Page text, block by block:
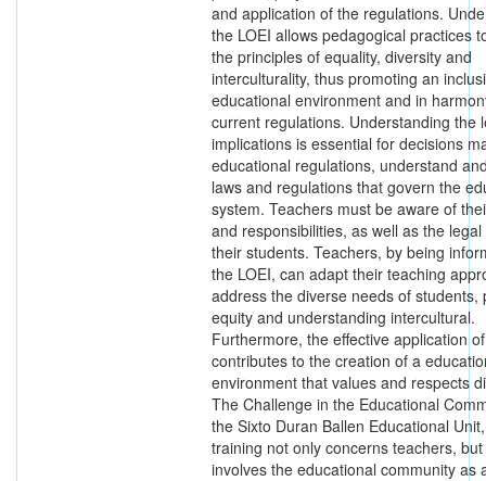
and application of the regulations.
the LOEI allows pedagogical practices
the principles of equality, diversity and
interculturality, thus promoting an
educational environment and in
current regulations. Understanding the
implications is essential for decisions
educational regulations, understand
laws and regulations that govern the
system. Teachers must be aware of
and responsibilities, as well as the
their students. Teachers, by being
the LOEI, can adapt their teaching
address the diverse needs of students,
equity and understanding intercultural.
Furthermore, the effective application
contributes to the creation of a
environment that values ​​and respects
The Challenge in the Educational
the Sixto Duran Ballen Educational
training not only concerns teachers,
involves the educational community as